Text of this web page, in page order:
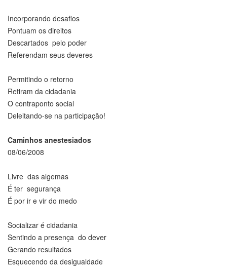
Incorporando desafios
Pontuam os direitos
Descartados pelo poder
Referendam seus deveres
Permitindo o retorno
Retiram da cidadania
O contraponto social
Deleitando-se na participação!
Caminhos anestesiados
08/06/2008
Livre das algemas
É ter segurança
É por ir e vir do medo
Socializar é cidadania
Sentindo a presença do dever
Gerando resultados
Esquecendo da desigualdade